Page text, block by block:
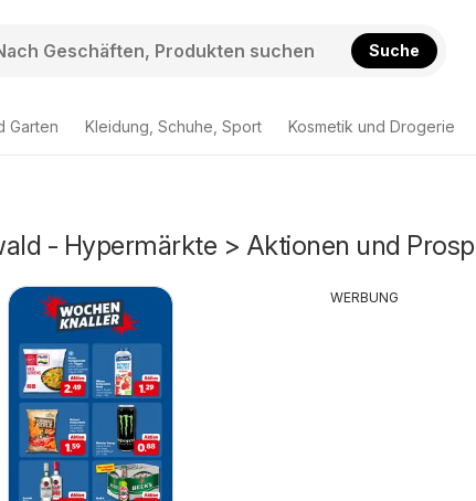
Suche
Garten Kleidung, Schuhe, Sport Kosmetik und Drogerie
- Hypermärkte > Aktionen und
WERBUNG